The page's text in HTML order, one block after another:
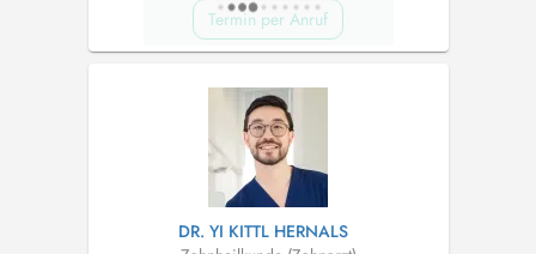
Termin per Anruf
DR. YI KITTL HERNALS